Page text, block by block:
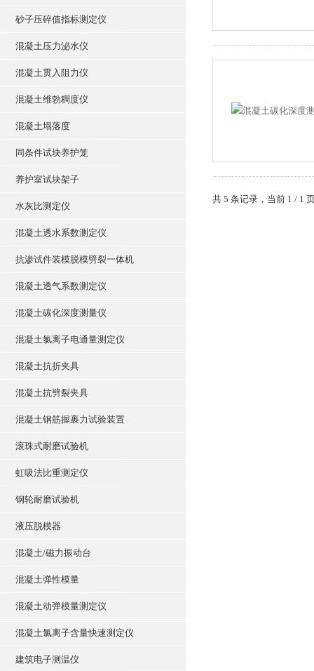
砂子压碎值指标测定仪
混凝土压力泌水仪
混凝土贯入阻力仪
混凝土维勃稠度仪
混凝土塌落度
同条件试块养护笼
养护室试块架子
水灰比测定仪
混凝土透水系数测定仪
抗渗试件装模脱模劈裂一体机
混凝土透气系数测定仪
混凝土碳化深度测量仪
混凝土氯离子电通量测定仪
混凝土抗折夹具
混凝土抗劈裂夹具
混凝土钢筋握裹力试验装置
滚珠式耐磨试验机
虹吸法比重测定仪
钢轮耐磨试验机
液压脱模器
混凝土/磁力振动台
混凝土弹性模量
混凝土动弹模量测定仪
混凝土氯离子含量快速测定仪
建筑电子测温仪
共 5 条记录，当前 1 / 1